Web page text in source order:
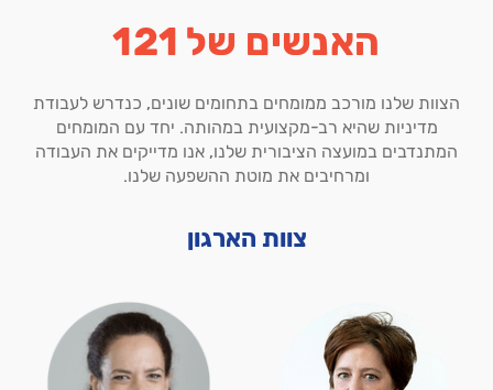
האנשים של 121
הצוות שלנו מורכב ממומחים בתחומים שונים, כנדרש לעבודת
מדיניות שהיא רב-מקצועית במהותה. יחד עם המומחים
המתנדבים במועצה הציבורית שלנו, אנו מדייקים את העבודה
ומרחיבים את מוטת ההשפעה שלנו.
צוות הארגון